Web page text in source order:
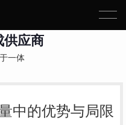
供应商
一体
中的优势与局限